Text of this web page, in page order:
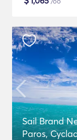
Sail Brand
Paros,